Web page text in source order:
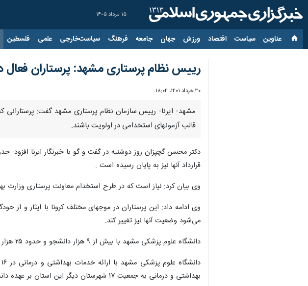
۱۵ مرداد ۱۴۰۵
عناوین‌ سیاست اقتصاد ورزش جهان جامعه فرهنگ سیاست‌خارجی علمی فلسطین
رییس نظام پرستاری مشهد: پرستاران فعال
۳۰ خرداد ۱۴۰۱، ۱۸:۰۴
قالب آزمونهای استخدامی در اولویت باشند.
قرارداد آنها نیز به پایان رسیده است .
وی بیان کرد: نیاز است که در طرح استخدام معاونت پرستاری وزارت
وی ادامه داد: این پرستاران در موجهای مختلف کرونا با ایثار و از
می‌شود وضعیت آنها نیز تغییر کند.
دانشگاه علوم پزشکی مشهد با بیش از ۹ هزار دانشجو و حدود ۲۵ هزار کارمند بهداشتی و درمانی، هم‌اکنون به عنوان قطب پزشکی شمال شرق کشور مطرح است.
بهداشتی و درمانی به جمعیت ۱۷ شهرستان دیگر این استان بر عهده دانشگاه‌های علوم پزشکی سبزوار، گناباد، تربت‌حیدریه و دانشکده‌های پزشکی نیشابور و تربت‌جام است.